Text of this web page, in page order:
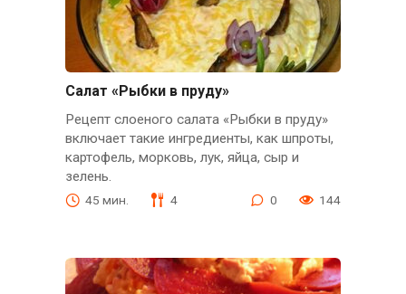
Салат «Рыбки в пруду»
Рецепт слоеного салата «Рыбки в пруду»
включает такие ингредиенты, как шпроты,
картофель, морковь, лук, яйца, сыр и
зелень.
45 мин. 4 0 144